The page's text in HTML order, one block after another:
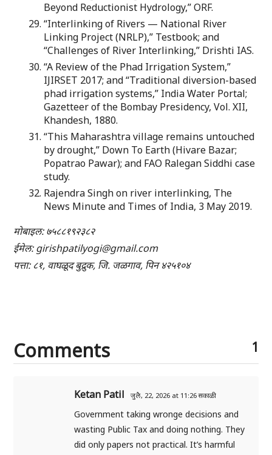
Beyond Reductionist Hydrology,” ORF.
“Interlinking of Rivers — National River
Linking Project (NRLP),” Testbook; and
“Challenges of River Interlinking,” Drishti IAS.
“A Review of the Phad Irrigation System,”
IJIRSET 2017; and “Traditional diversion-based
phad irrigation systems,” India Water Portal;
Gazetteer of the Bombay Presidency, Vol. XII,
Khandesh, 1880.
“This Maharashtra village remains untouched
by drought,” Down To Earth (Hivare Bazar;
Popatrao Pawar); and FAO Ralegan Siddhi case
study.
Rajendra Singh on river interlinking, The
News Minute and Times of India, 3 May 2019.
मोबाइल: ७५८८१९२३८२
ईमेल: girishpatilyogi@gmail.com
पत्ता: ८१, वाघळूद बुद्रुक, जि. जळगाव, पिन ४२५१०४
Comments 1
Ketan Patil जुलै, 22, 2026 at 11:26 सकाळी
Government taking wronge decisions and
wasting Public Tax and doing nothing. They
did only papers not practical. It’s harmful